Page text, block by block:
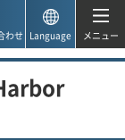
わせ Language メニュー